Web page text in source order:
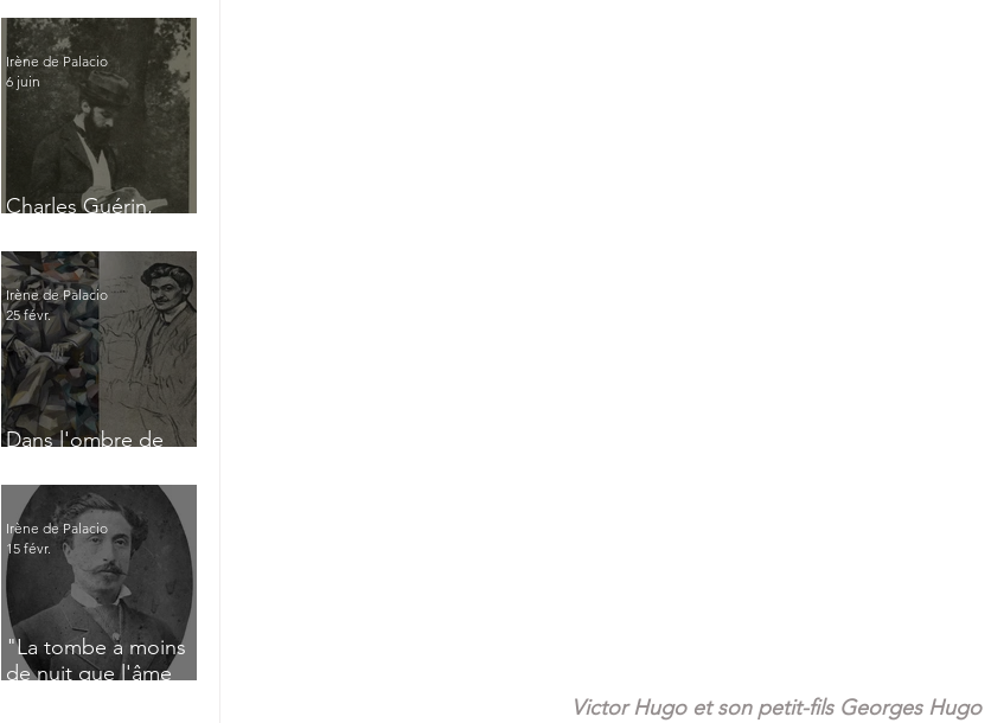
Charles Guérin,
Irène de Palacio
6 juin
Dans l'ombre de
Irène de Palacio
25 févr.
"La tombe a moins
de nuit que l'âme
Irène de Palacio
15 févr.
Victor Hugo et son petit-fils Georges Hugo